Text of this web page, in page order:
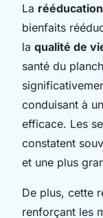
La
bienfaits
la qualité de
santé du
conduisant à
efficace. Les
constatent
et une plus
De plus, cette
renforçant les